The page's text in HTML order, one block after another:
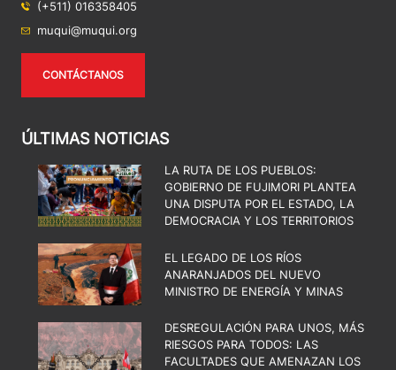
(+511) 016358405
muqui@muqui.org
CONTÁCTANOS
ÚLTIMAS NOTICIAS
LA RUTA DE LOS PUEBLOS:
GOBIERNO DE FUJIMORI PLANTEA
UNA DISPUTA POR EL ESTADO, LA
DEMOCRACIA Y LOS TERRITORIOS
EL LEGADO DE LOS RÍOS
ANARANJADOS DEL NUEVO
MINISTRO DE ENERGÍA Y MINAS
DESREGULACIÓN PARA UNOS, MÁS
RIESGOS PARA TODOS: LAS
FACULTADES QUE AMENAZAN LOS